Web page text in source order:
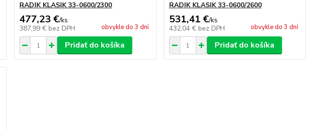
RADIK KLASIK 33-0600/2300
477,23 €/ks
387,99 € bez DPH obvykle do 3 dní
Pridať do košíka
RADIK KLASIK 33-0600/2600
531,41 €/ks
432,04 € bez DPH obvykle do 3 dní
Pridať do košíka